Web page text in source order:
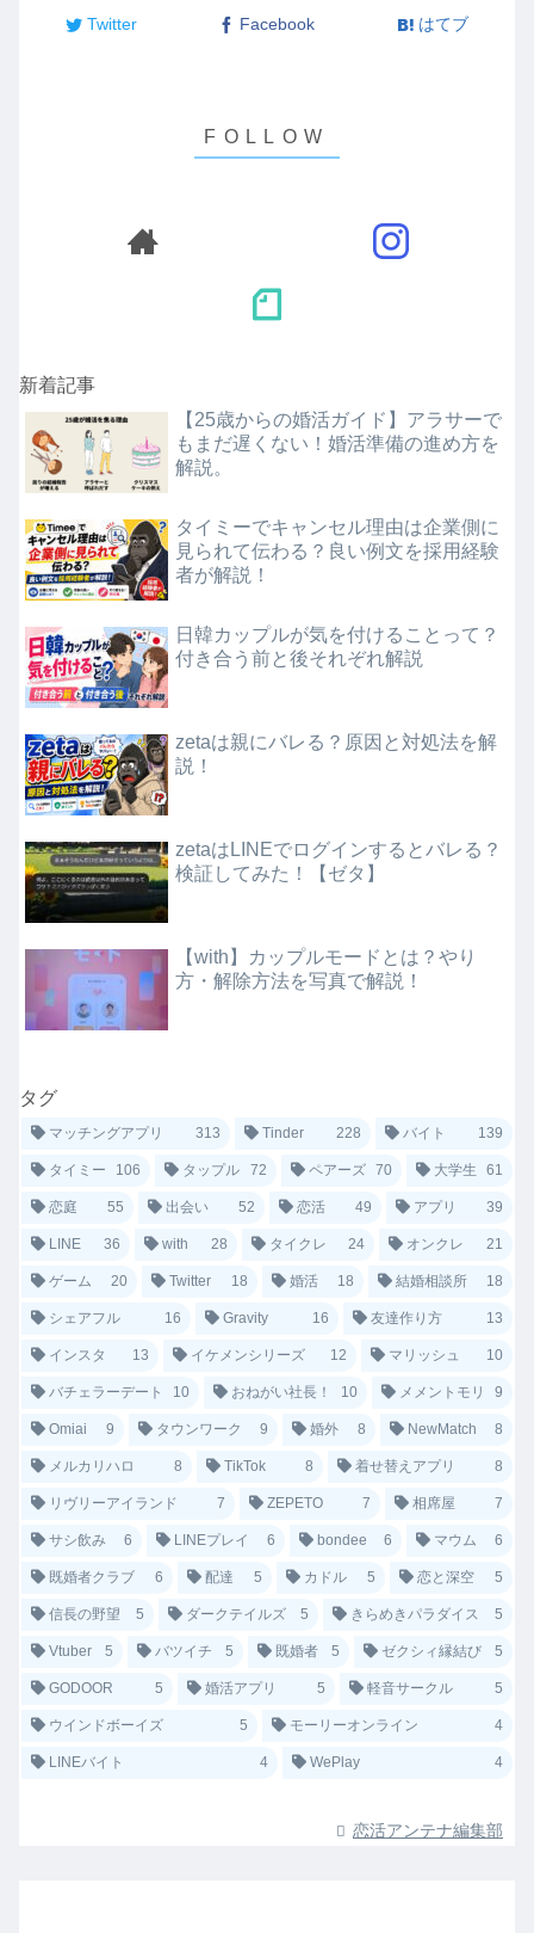
Twitter Facebook はてブ
新着記事
【25歳からの婚活ガイド】アラサーで
もまだ遅くない！婚活準備の進め方を
解説。
タイミーでキャンセル理由は企業側に
見られて伝わる？良い例文を採用経験
者が解説！
日韓カップルが気を付けることって？
付き合う前と後それぞれ解説
zetaは親にバレる？原因と対処法を解
説！
zetaはLINEでログインするとバレる？
検証してみた！【ゼタ】
【with】カップルモードとは？やり
方・解除方法を写真で解説！
タグ
マッチングアプリ 313 Tinder 228 バイト 139
タイミー 106 タップル 72 ペアーズ 70 大学生 61
恋庭 55 出会い 52 恋活 49 アプリ 39
LINE 36 with 28 タイクレ 24 オンクレ 21
ゲーム 20 Twitter 18 婚活 18 結婚相談所 18
シェアフル 16 Gravity 16 友達作り方 13
インスタ 13 イケメンシリーズ 12 マリッシュ 10
バチェラーデート 10 おねがい社長！ 10 メメントモリ 9
Omiai 9 タウンワーク 9 婚外 8 NewMatch 8
メルカリハロ 8 TikTok 8 着せ替えアプリ 8
リヴリーアイランド 7 ZEPETO 7 相席屋 7
サシ飲み 6 LINEプレイ 6 bondee 6 マウム 6
既婚者クラブ 6 配達 5 カドル 5 恋と深空 5
信長の野望 5 ダークテイルズ 5 きらめきパラダイス 5
Vtuber 5 バツイチ 5 既婚者 5 ゼクシィ縁結び 5
GODOOR 5 婚活アプリ 5 軽音サークル 5
ウインドボーイズ 5 モーリーオンライン 4
LINEバイト 4 WePlay 4
恋活アンテナ編集部